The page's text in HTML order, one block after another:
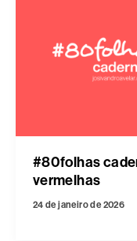
#80folhas
vermelhas
24 de janeiro de 2026